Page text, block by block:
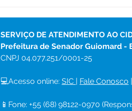
Cabral
SERVIÇO DE ATENDIMENTO AO
Prefeitura de Senador Guiomard -
CNPJ 04.077.251/0001-25
💻Acesso online: SIC Fale Conosco
📱Fone: +55 (68) 98122-0970